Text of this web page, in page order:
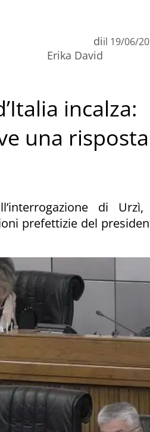
di
Erika David
il 19/06/
incalza:
una risposta
di
prefettizie del